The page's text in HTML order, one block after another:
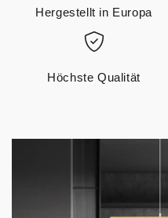
Hergestellt in Europa
Höchste Qualität